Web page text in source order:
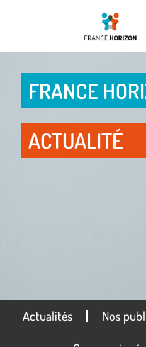
FRANCE
ACTUALITÉ
Actualités Nos